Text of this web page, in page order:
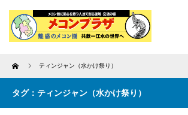
Home ティンジャン（水かけ祭り）
タグ：ティンジャン（水かけ祭り）